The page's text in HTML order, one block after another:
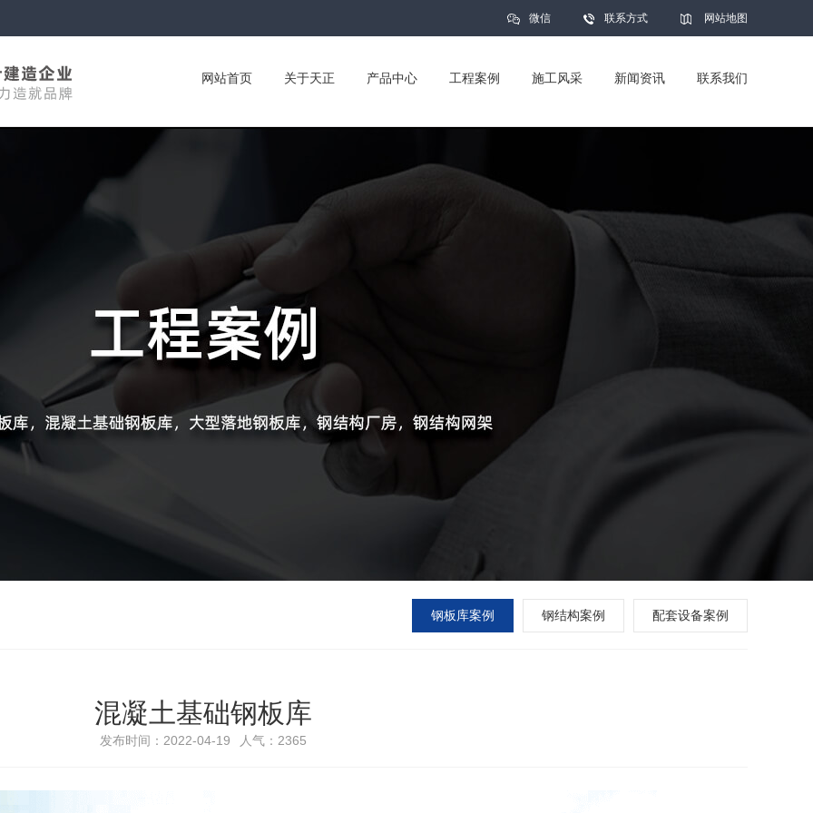
微信 联系方式 网站地图
网站首页 关于天正 产品中心 工程案例 施工风采 新闻资讯 联系我们
钢板库案例 钢结构案例 配套设备案例
混凝土基础钢板库
发布时间：2022-04-19 人气：2365